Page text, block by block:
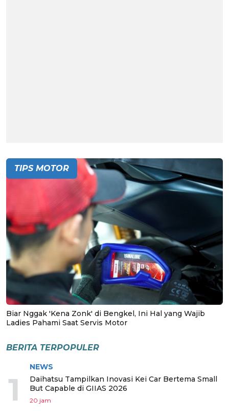
TIPS MOTOR
Biar Nggak 'Kena Zonk' di Bengkel, Ini Hal yang Wajib
Ladies Pahami Saat Servis Motor
BERITA TERPOPULER
1
NEWS
Daihatsu Tampilkan Inovasi Kei Car Bertema Small
But Capable di GIIAS 2026
20 jam